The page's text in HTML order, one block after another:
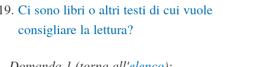
Ci sono libri o altri testi di cui vuole
consigliare la lettura?